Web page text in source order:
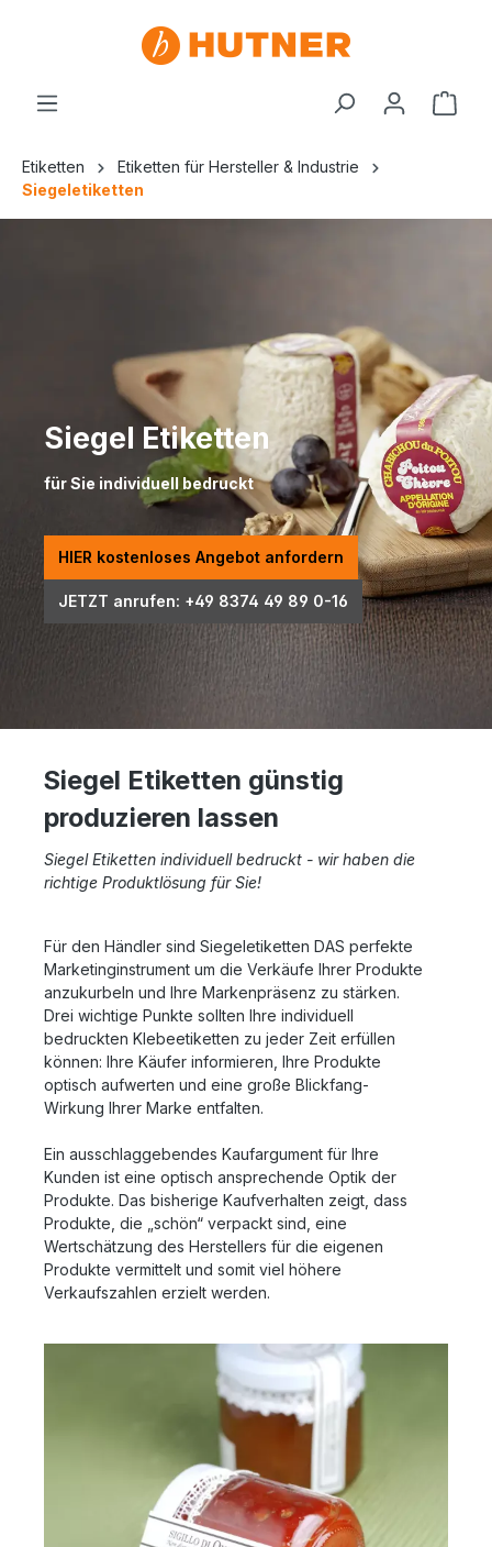
Etiketten
Etiketten für Hersteller & Industrie
Siegeletiketten
Siegel Etiketten
für Sie individuell bedruckt
HIER kostenloses Angebot anfordern
JETZT anrufen: +49 8374 49 89 0-16
Siegel Etiketten günstig
produzieren lassen
Siegel Etiketten individuell bedruckt - wir haben die
richtige Produktlösung für Sie!
Für den Händler sind Siegeletiketten DAS perfekte
Marketinginstrument um die Verkäufe Ihrer Produkte
anzukurbeln und Ihre Markenpräsenz zu stärken.
Drei wichtige Punkte sollten Ihre individuell
bedruckten Klebeetiketten zu jeder Zeit erfüllen
können: Ihre Käufer informieren, Ihre Produkte
optisch aufwerten und eine große Blickfang-
Wirkung Ihrer Marke entfalten.
Ein ausschlaggebendes Kaufargument für Ihre
Kunden ist eine optisch ansprechende Optik der
Produkte. Das bisherige Kaufverhalten zeigt, dass
Produkte, die „schön“ verpackt sind, eine
Wertschätzung des Herstellers für die eigenen
Produkte vermittelt und somit viel höhere
Verkaufszahlen erzielt werden.